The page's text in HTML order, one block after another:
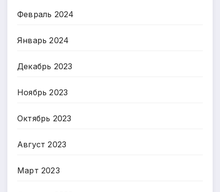
Февраль 2024
Январь 2024
Декабрь 2023
Ноябрь 2023
Октябрь 2023
Август 2023
Март 2023